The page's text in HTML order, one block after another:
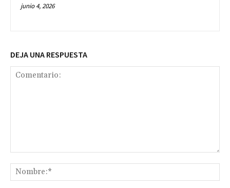
junio 4, 2026
DEJA UNA RESPUESTA